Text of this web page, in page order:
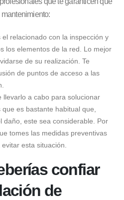
el relacionado con la inspección y
los elementos de la red. Lo mejor
de su realización. Te
de puntos de acceso a las
llevarlo a cabo para solucionar
es bastante habitual que,
daño, este sea considerable. Por
tomes las medidas preventivas
esta situación.
confiar
de